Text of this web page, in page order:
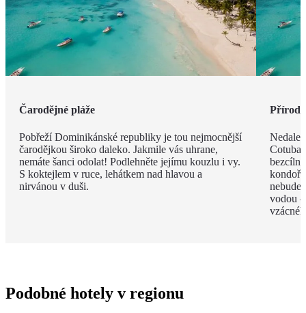
Čarodějné pláže
Pobřeží Dominikánské republiky je tou nejmocnější
čarodějkou široko daleko. Jakmile vás uhrane,
nemáte šanci odolat! Podlehněte jejímu kouzlu i vy.
S koktejlem v ruce, lehátkem nad hlavou a
nirvánou v duši.
vodou
Podobné hotely v regionu